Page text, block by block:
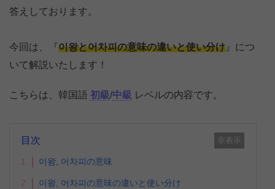
答えしております。
今回は、『이왕と어차피の意味の違いと使い分け 』につ
いて解説いたします！
こちらは、韓国語 初級/中級 レベルの内容です。
目次 非表示
1 이왕, 어차피の意味
2 이왕, 어차피の意味の違いと使い分け